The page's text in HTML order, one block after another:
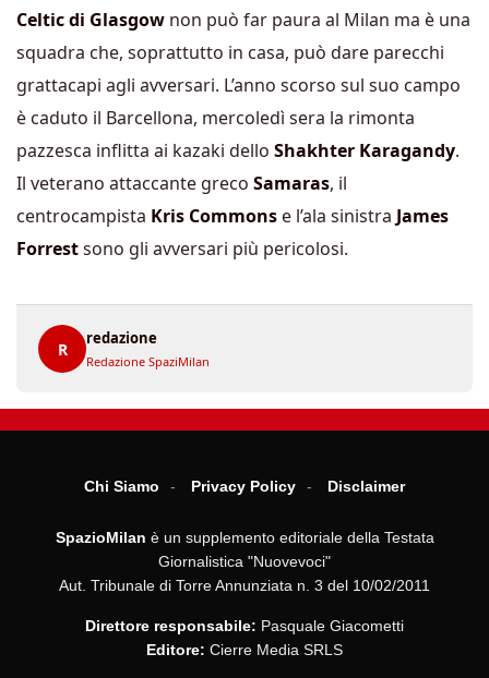
Celtic di Glasgow non può far paura al Milan ma è una
squadra che, soprattutto in casa, può dare parecchi
grattacapi agli avversari. L’anno scorso sul suo campo
è caduto il Barcellona, mercoledì sera la rimonta
pazzesca inflitta ai kazaki dello Shakhter Karagandy.
Il veterano attaccante greco Samaras, il
centrocampista Kris Commons e l’ala sinistra James
Forrestsono gli avversari più pericolosi.
R
redazione
Redazione SpaziMilan
Chi Siamo Privacy Policy Disclaimer
SpazioMilan è un supplemento editoriale della Testata
Giornalistica "Nuovevoci"
Aut. Tribunale di Torre Annunziata n. 3 del 10/02/2011
Direttore responsabile: Pasquale Giacometti
Editore: Cierre Media SRLS